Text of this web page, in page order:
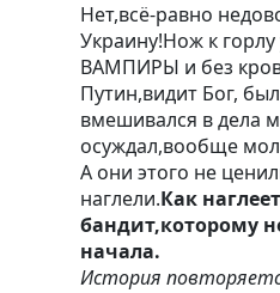
Нет,всё-равно
Украину!Нож к
ВАМПИРЫ и без
Путин,видит Бог,
вмешивался в дела
осуждал,вообще
А они этого не
наглели.Как
бандит,которому
начала.
История